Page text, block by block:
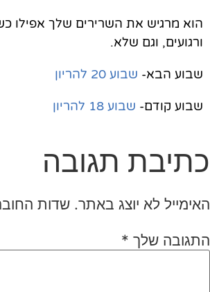
הוא מרגיש את השרירים שלך אפילו
ורגועים, וגם שלא.
שבוע הבא- שבוע 20 להריון
שבוע קודם- שבוע 18 להריון
כתיבת תגובה
האימייל לא יוצג באתר. שדות
התגובה שלך *